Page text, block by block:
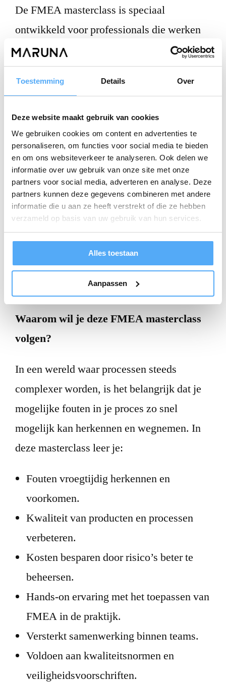
Toestemming Details Over
Deze website maakt gebruik van cookies
We gebruiken cookies om content en advertenties te
personaliseren, om functies voor social media te bieden
en om ons websiteverkeer te analyseren. Ook delen we
informatie over uw gebruik van onze site met onze
partners voor social media, adverteren en analyse. Deze
partners kunnen deze gegevens combineren met andere
informatie die u aan ze heeft verstrekt of die ze hebben
verzameld op basis van uw gebruik van hun services.
Alles toestaan
Aanpassen
De FMEA masterclass is speciaal
ontwikkeld voor professionals die werken
aan procesverbetering,
kwaliteitsmanagement en risicobeheer. Dit
zijn bijvoorbeeld:
Proces- en kwaliteitsmanagers,
Lean en Six Sigma specialisten,
Productie- en operationele managers,
Projectmanagers,
Supply Chain Managers.
Vervul je een van deze rollen? Dan is deze
masterclass de ideale manier om je kennis
en vaardigheden te verdiepen en te
Waarom wil je deze FMEA masterclass
volgen?
In een wereld waar processen steeds
complexer worden, is het belangrijk dat je
mogelijke fouten in je proces zo snel
mogelijk kan herkennen en wegnemen. In
deze masterclass leer je:
Fouten vroegtijdig herkennen en
voorkomen.
Kwaliteit van producten en processen
verbeteren.
Kosten besparen door risico’s beter te
beheersen.
Hands-on ervaring met het toepassen van
FMEA in de praktijk.
Versterkt samenwerking binnen teams.
Voldoen aan kwaliteitsnormen en
veiligheidsvoorschriften.